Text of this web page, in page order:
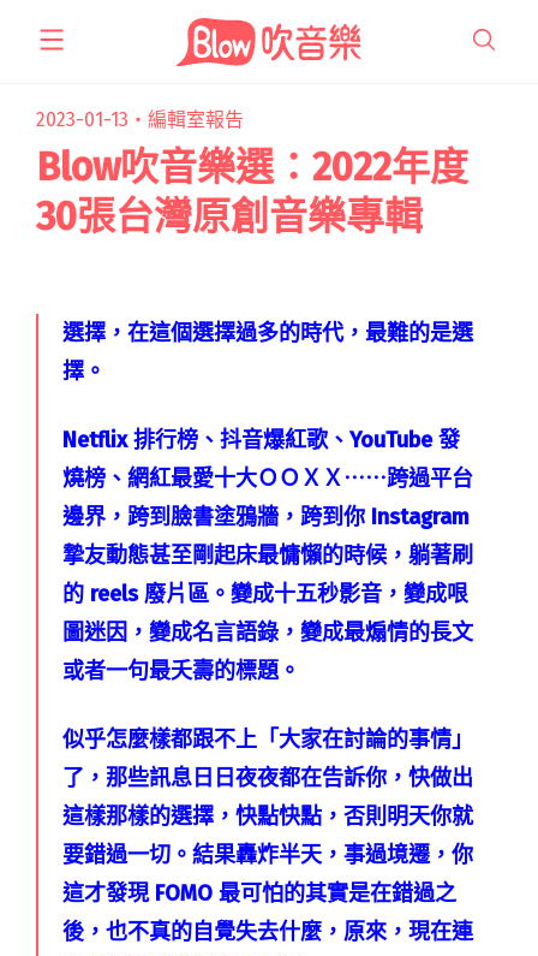
2023-01-13・ 編輯室報告
Blow吹音樂選：2022年度
30張台灣原創音樂專輯
選擇，在這個選擇過多的時代，最難的是選
擇。
Netflix 排行榜、抖音爆紅歌、YouTube 發
燒榜、網紅最愛十大ＯＯＸＸ⋯⋯跨過平台
邊界，跨到臉書塗鴉牆，跨到你 Instagram
摯友動態甚至剛起床最慵懶的時候，躺著刷
的 reels 廢片區。變成十五秒影音，變成哏
圖迷因，變成名言語錄，變成最煽情的長文
或者一句最夭壽的標題。
似乎怎麼樣都跟不上「大家在討論的事情」
了，那些訊息日日夜夜都在告訴你，快做出
這樣那樣的選擇，快點快點，否則明天你就
要錯過一切。結果轟炸半天，事過境遷，你
這才發現 FOMO 最可怕的其實是在錯過之
後，也不真的自覺失去什麼，原來，現在連